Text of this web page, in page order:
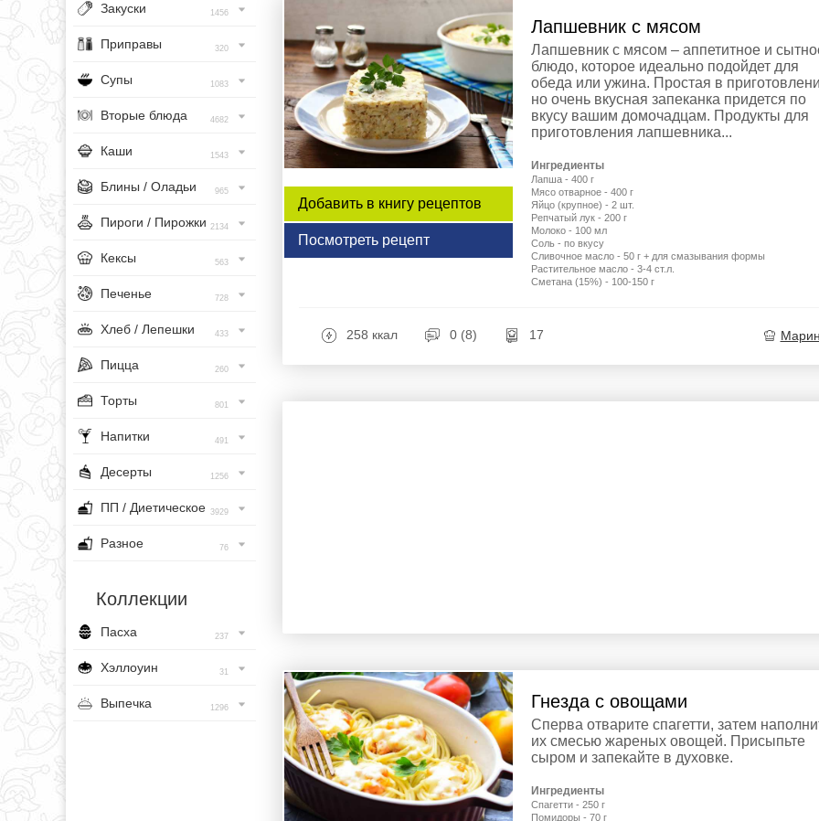
Закуски 1456
Приправы 320
Супы 1083
Вторые блюда 4682
Каши 1543
Блины / Оладьи 965
Пироги / Пирожки 2134
Кексы 563
Печенье 728
Хлеб / Лепешки 433
Пицца 260
Торты 801
Напитки 491
Десерты 1256
ПП / Диетическое 3929
Разное 76
Коллекции
Пасха 237
Хэллоуин 31
Выпечка 1296
Добавить в книгу рецептов
Посмотреть рецепт
Лапшевник с мясом
Лапшевник с мясом – аппетитное и
блюдо, которое идеально подойдет для
обеда или ужина. Простая в
но очень вкусная запеканка придется по
вкусу вашим домочадцам. Продукты для
приготовления лапшевника...
Ингредиенты
Лапша - 400 г
Мясо отварное - 400 г
Яйцо (крупное) - 2 шт.
Репчатый лук - 200 г
Молоко - 100 мл
Соль - по вкусу
Сливочное масло - 50 г + для смазывания формы
Растительное масло - 3-4 ст.л.
Сметана (15%) - 100-150 г
258 ккал 0 (8) 17
Гнезда с овощами
Сперва отварите спагетти, затем
их смесью жареных овощей. Присыпьте
сыром и запекайте в духовке.
Ингредиенты
Спагетти - 250 г
Помидоры - 70 г